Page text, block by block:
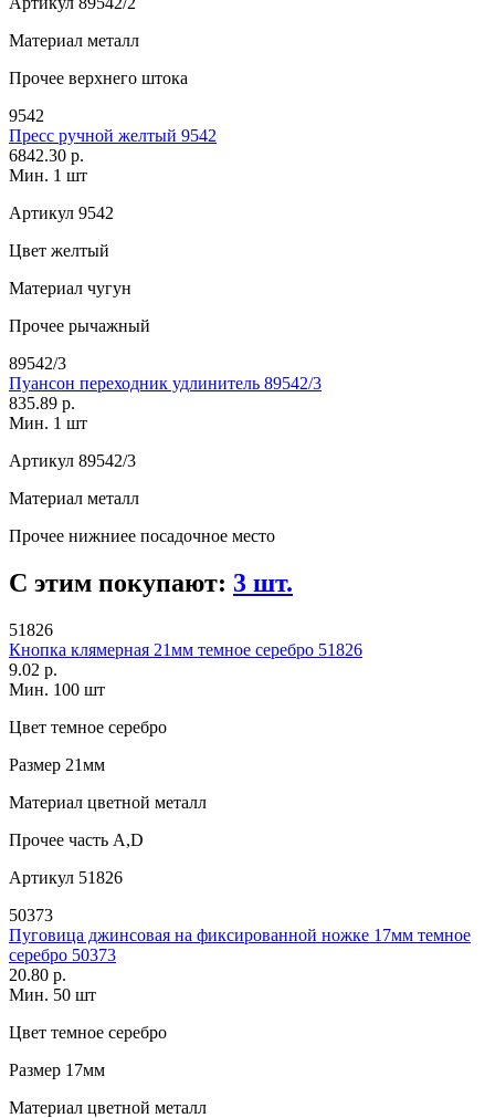
Материал металл
Прочее верхнего штока
9542
Пресс ручной желтый 9542
6842.30 р.
Мин. 1 шт
Артикул 9542
Цвет желтый
Материал чугун
Прочее рычажный
89542/3
Пуансон переходник удлинитель 89542/3
835.89 р.
Мин. 1 шт
Артикул 89542/3
Материал металл
Прочее нижниее посадочное место
С этим покупают: 3 шт.
51826
Кнопка клямерная 21мм темное серебро 51826
9.02 р.
Мин. 100 шт
Цвет темное серебро
Размер 21мм
Материал цветной металл
Прочее часть А,D
Артикул 51826
50373
Пуговица джинсовая на фиксированной ножке 17мм темное
серебро 50373
20.80 р.
Мин. 50 шт
Цвет темное серебро
Размер 17мм
Материал цветной металл